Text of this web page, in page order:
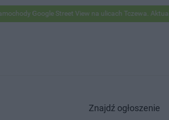
Street View na ulicach Tczewa. Aktualizują mapy
Znajdź ogłoszenie